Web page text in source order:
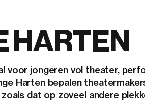
HARTEN
voor jongeren vol theater,
Harten bepalen
dat op zoveel andere